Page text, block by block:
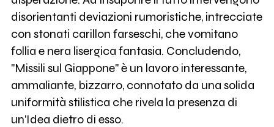
disorientanti deviazioni rumoristiche, intrecciate
con stonati carillon farseschi, che vomitano
follia e nera lisergica fantasia. Concludendo,
"Missili sul Giappone" è un lavoro interessante,
ammaliante, bizzarro, connotato da una solida
uniformità stilistica che rivela la presenza di
un'Idea dietro di esso.